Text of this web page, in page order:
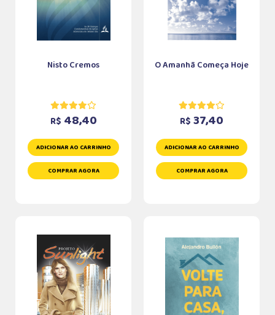
Nisto Cremos
R$ 48,40
ADICIONAR AO CARRINHO
COMPRAR AGORA
O Amanhã Começa Hoje
R$ 37,40
ADICIONAR AO CARRINHO
COMPRAR AGORA